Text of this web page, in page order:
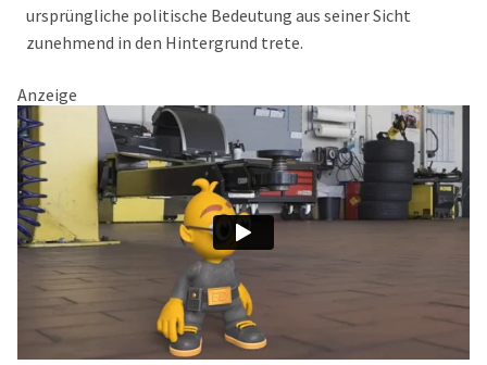
ursprüngliche politische Bedeutung aus seiner Sicht
zunehmend in den Hintergrund trete.
Anzeige